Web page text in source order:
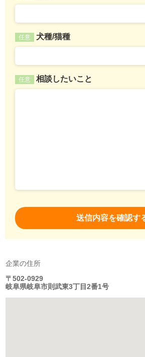
任意 犬種/猫種
任意 相談したいこと
企業の住所
〒502-0929
岐阜県岐阜市則武東3丁目2番1号